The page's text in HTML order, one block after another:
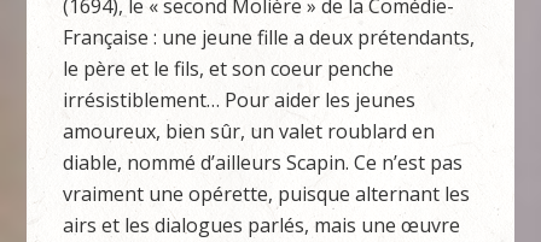
(1694), le « second Molière » de la Comédie-
Française : une jeune fille a deux prétendants,
le père et le fils, et son coeur penche
irrésistiblement… Pour aider les jeunes
amoureux, bien sûr, un valet roublard en
diable, nommé d’ailleurs Scapin. Ce n’est pas
vraiment une opérette, puisque alternant les
airs et les dialogues parlés, mais une œuvre